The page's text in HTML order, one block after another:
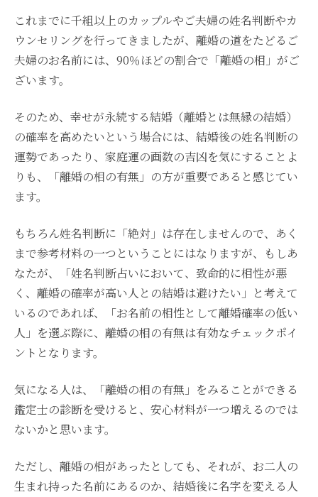
これまでに千組以上のカップルやご夫婦の姓名判断やカ
ウンセリングを行ってきましたが、離婚の道をたどるご
夫婦のお名前には、90％ほどの割合で「離婚の相」がご
ざいます。
そのため、幸せが永続する結婚（離婚とは無縁の結婚）
の確率を高めたいという場合には、結婚後の姓名判断の
運勢であったり、家庭運の画数の吉凶を気にすることよ
りも、「離婚の相の有無」の方が重要であると感じてい
ます。
もちろん姓名判断に「絶対」は存在しませんので、あく
まで参考材料の一つということにはなりますが、もしあ
なたが、「姓名判断占いにおいて、致命的に相性が悪
く、離婚の確率が高い人との結婚は避けたい」と考えて
いるのであれば、「お名前の相性として離婚確率の低い
人」を選ぶ際に、離婚の相の有無は有効なチェックポイ
ントとなります。
気になる人は、「離婚の相の有無」をみることができる
鑑定士の診断を受けると、安心材料が一つ増えるのでは
ないかと思います。
ただし、離婚の相があったとしても、それが、お二人の
生まれ持った名前にあるのか、結婚後に名字を変える人